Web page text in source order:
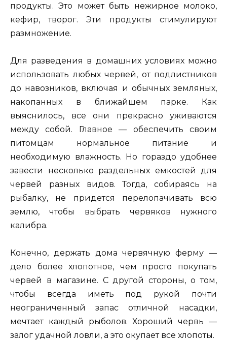
продукты. Это может быть нежирное молоко,
кефир, творог. Эти продукты стимулируют
размножение.
Для разведения в домашних условиях можно
использовать любых червей, от подлистников
до навозников, включая и обычных земляных,
накопанных в ближайшем парке. Как
выяснилось, все они прекрасно уживаются
между собой. Главное — обеспечить своим
питомцам нормальное питание и
необходимую влажность. Но гораздо удобнее
завести несколько раздельных емкостей для
червей разных видов. Тогда, собираясь на
рыбалку, не придется перелопачивать всю
землю, чтобы выбрать червяков нужного
калибра.
Конечно, держать дома червячную ферму —
дело более хлопотное, чем просто покупать
червей в магазине. С другой стороны, о том,
чтобы всегда иметь под рукой почти
неограниченный запас отличной насадки,
мечтает каждый рыболов. Хороший червь —
залог удачной ловли, а это окупает все хлопоты.